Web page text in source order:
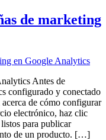
de marketing
Antes de
configurado y conectado
de cómo configurar
electrónico, haz clic
para publicar
de un producto. […]